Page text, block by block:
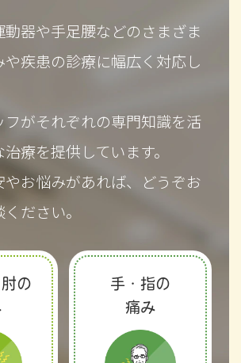
動器や手足腰などのさまざま
疾患の診療に幅広く対応し
フがそれぞれの専門知識を活
療を提供しています。
やお悩みがあれば、どうぞお
ださい。
の
手・指の
痛み